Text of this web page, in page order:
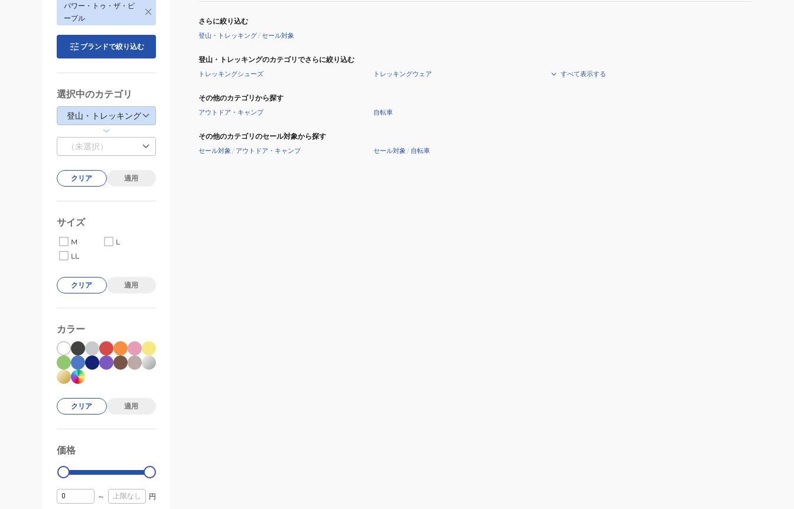
さらに絞り込む
登山・トレッキング/セール対象
登山・トレッキングのカテゴリでさらに絞り込む
トレッキングシューズ トレッキングウェア すべて表示する
その他のカテゴリから探す
アウトドア・キャンプ 自転車
その他のカテゴリのセール対象から探す
セール対象 / アウトドア・キャンプ セール対象 / 自転車
パワー・トゥ・ザ・ピ
ープル
ブランドで絞り込む
選択中のカテゴリ
登山・トレッキング
（未選択）
クリア 適用
サイズ
M
L
LL
クリア 適用
カラー
クリア 適用
価格
0
～ 円